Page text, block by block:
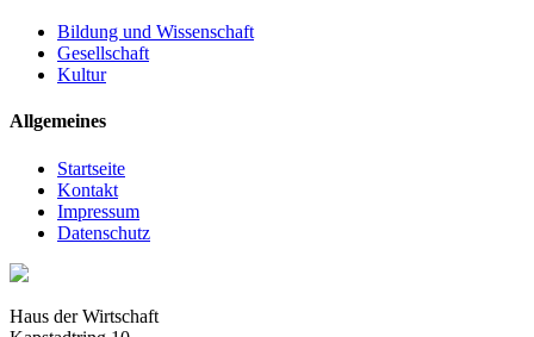
Bildung und Wissenschaft
Gesellschaft
Kultur
Allgemeines
Startseite
Kontakt
Impressum
Datenschutz
Haus der Wirtschaft